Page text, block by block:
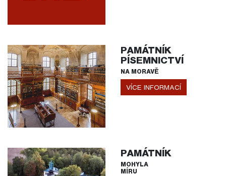
PAMÁTNÍK
PÍSEMNICTVÍ
NA MORAVĚ
VÍCE INFORMACÍ
PAMÁTNÍK
MOHYLA
MÍRU